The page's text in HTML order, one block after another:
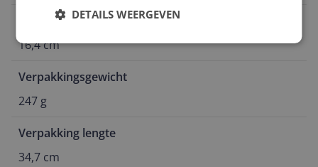
Verpakking breedte
16,4 cm
Verpakkingsgewicht
247 g
Verpakking lengte
34,7 cm
DETAILS WEERGEVEN